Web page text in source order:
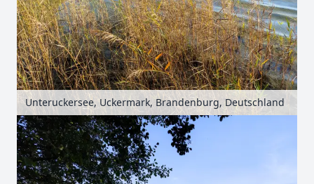
Unteruckersee, Uckermark, Brandenburg, Deutschland